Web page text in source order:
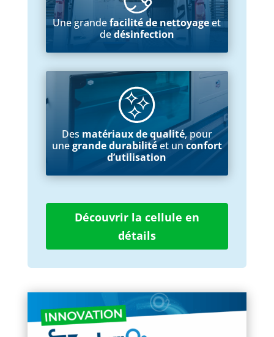
Une grandefacilité de nettoyageet
dedésinfection
Des matériaux de qualité, pour
unegrande durabilitéet unconfort
d’utilisation
Découvrir la cellule en
détails